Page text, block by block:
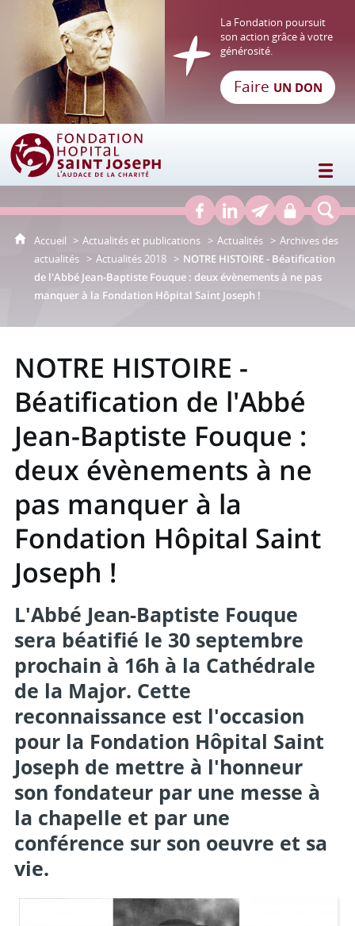
Fondation Hôpital Saint Joseph
La Fondation poursuit
son action grâce à votre
générosité.
Faire UN DON
Accueil Actualités et publications Actualités
Archives des
actualités
Actualités 2018
NOTRE HISTOIRE - Béatification
de l'Abbé Jean-Baptiste Fouque : deux évènements à ne pas
manquer à la Fondation Hôpital Saint Joseph !
NOTRE HISTOIRE -
Béatification de l'Abbé
Jean-Baptiste Fouque :
deux évènements à ne
pas manquer à la
Fondation Hôpital Saint
Joseph !
L'Abbé Jean-Baptiste Fouque
sera béatifié le 30 septembre
prochain à 16h à la Cathédrale
de la Major. Cette
reconnaissance est l'occasion
pour la Fondation Hôpital Saint
Joseph de mettre à l'honneur
son fondateur par une messe à
la chapelle et par une
conférence sur son oeuvre et sa
vie.